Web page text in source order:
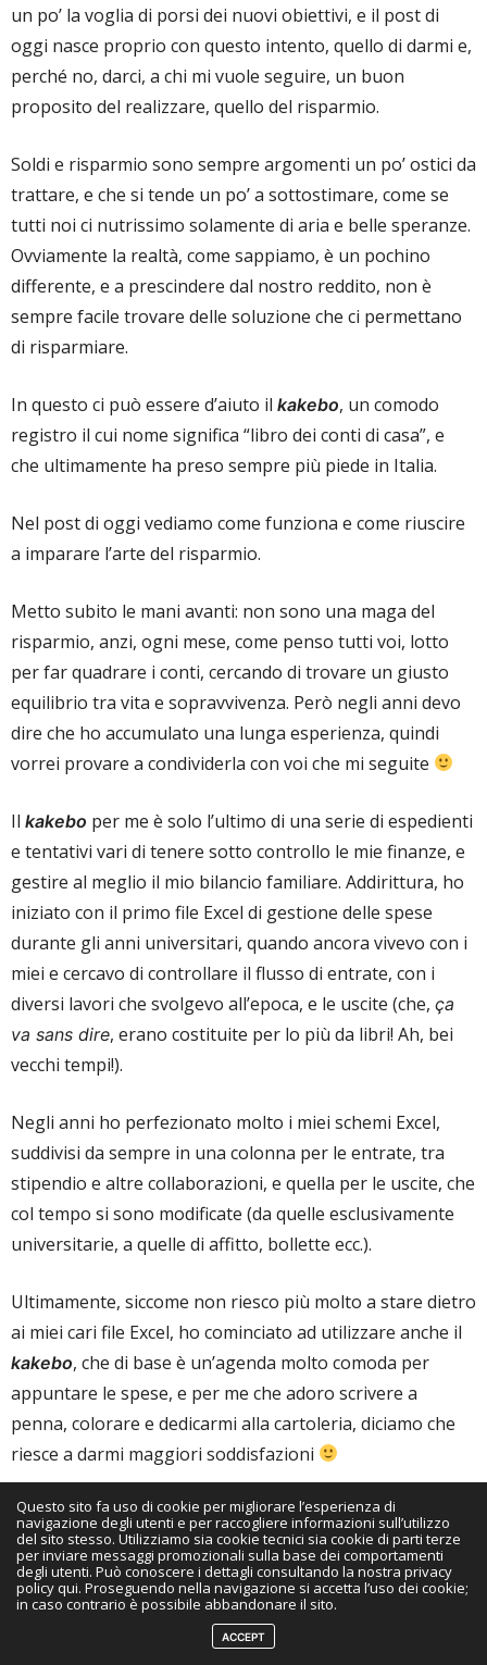
un po’ la voglia di porsi dei nuovi obiettivi, e il post di
oggi nasce proprio con questo intento, quello di darmi e,
perché no, darci, a chi mi vuole seguire, un buon
proposito del realizzare, quello del risparmio.
Soldi e risparmio sono sempre argomenti un po’ ostici da
trattare, e che si tende un po’ a sottostimare, come se
tutti noi ci nutrissimo solamente di aria e belle speranze.
Ovviamente la realtà, come sappiamo, è un pochino
differente, e a prescindere dal nostro reddito, non è
sempre facile trovare delle soluzione che ci permettano
di risparmiare.
In questo ci può essere d’aiuto il kakebo, un comodo
registro il cui nome significa “libro dei conti di casa”, e
che ultimamente ha preso sempre più piede in Italia.
Nel post di oggi vediamo come funziona e come riuscire
a imparare l’arte del risparmio.
Metto subito le mani avanti: non sono una maga del
risparmio, anzi, ogni mese, come penso tutti voi, lotto
per far quadrare i conti, cercando di trovare un giusto
equilibrio tra vita e sopravvivenza. Però negli anni devo
dire che ho accumulato una lunga esperienza, quindi
vorrei provare a condividerla con voi che mi seguite
Il kakebo per me è solo l’ultimo di una serie di espedienti
e tentativi vari di tenere sotto controllo le mie finanze, e
gestire al meglio il mio bilancio familiare. Addirittura, ho
iniziato con il primo file Excel di gestione delle spese
durante gli anni universitari, quando ancora vivevo con i
miei e cercavo di controllare il flusso di entrate, con i
diversi lavori che svolgevo all’epoca, e le uscite (che, ça
va sans dire, erano costituite per lo più da libri! Ah, bei
vecchi tempi!).
Negli anni ho perfezionato molto i miei schemi Excel,
suddivisi da sempre in una colonna per le entrate, tra
stipendio e altre collaborazioni, e quella per le uscite, che
col tempo si sono modificate (da quelle esclusivamente
universitarie, a quelle di affitto, bollette ecc.).
Ultimamente, siccome non riesco più molto a stare dietro
ai miei cari file Excel, ho cominciato ad utilizzare anche il
kakebo, che di base è un’agenda molto comoda per
appuntare le spese, e per me che adoro scrivere a
penna, colorare e dedicarmi alla cartoleria, diciamo che
riesce a darmi maggiori soddisfazioni
Cos’è dunque ilkakebo? E come
usarlo per tenere traccia delle
spese?
Questo sito fa uso di cookie per migliorare l’esperienza di
navigazione degli utenti e per raccogliere informazioni sull’utilizzo
del sito stesso. Utilizziamo sia cookie tecnici sia cookie di parti terze
per inviare messaggi promozionali sulla base dei comportamenti
degli utenti. Può conoscere i dettagli consultando la nostra privacy
policy qui. Proseguendo nella navigazione si accetta l’uso dei cookie;
in caso contrario è possibile abbandonare il sito.
ACCEPT